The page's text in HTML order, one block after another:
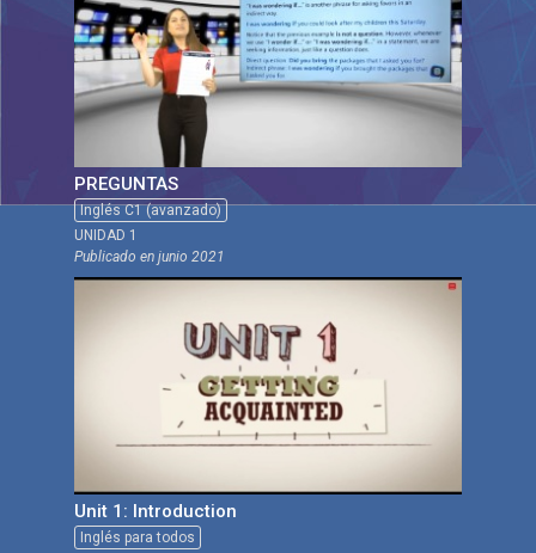
PREGUNTAS
Inglés C1 (avanzado)
UNIDAD 1
Publicado enjunio 2021
Unit 1: Introduction
Inglés para todos